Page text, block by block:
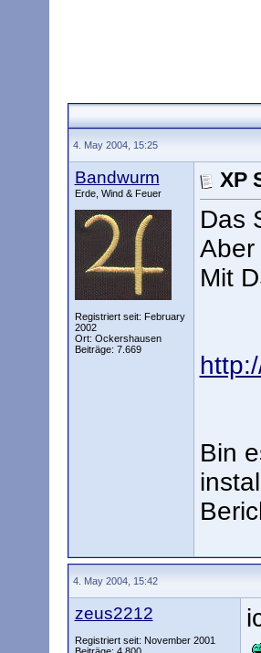
4. May 2004, 15:25
Bandwurm
Erde, Wind & Feuer
Registriert seit: February
2002
Ort: Ockershausen
Beiträge: 7.669
XP
Das
Aber
Mit
Bin
4. May 2004, 15:42
zeus2212
Registriert seit: November 2001